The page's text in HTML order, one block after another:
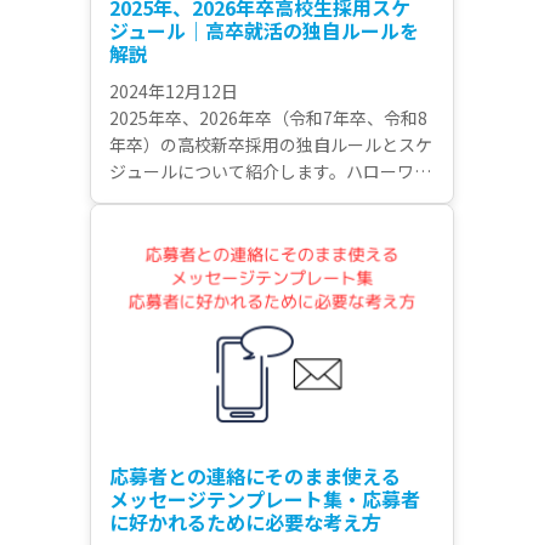
2025年、2026年卒高校生採用スケ
ジュール｜高卒就活の独自ルールを
解説
2024年12月12日
2025年卒、2026年卒（令和7年卒、令和8
年卒）の高校新卒採用の独自ルールとスケ
ジュールについて紹介します。ハローワー
クへの求人申込書受付開始から企業による
たい日程について解説しています。
応募者との連絡にそのまま使える
メッセージテンプレート集・応募者
に好かれるために必要な考え方